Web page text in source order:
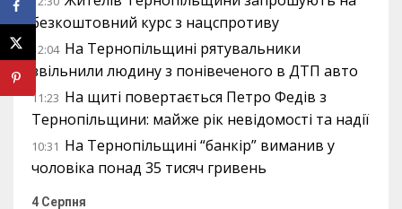
безкоштовний курс з нацспротиву
12:04 На Тернопільщині рятувальники
звільнили людину з понівеченого в ДТП авто
11:23 На щиті повертається Петро Федів з
Тернопільщини: майже рік невідомості та надії
10:31 На Тернопільщині “банкір” виманив у
чоловіка понад 35 тисяч гривень
4 Серпня